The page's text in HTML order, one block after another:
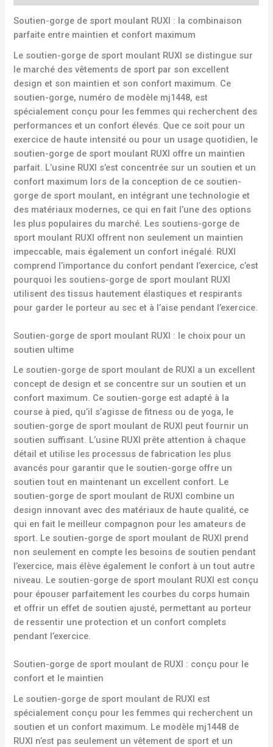
Soutien-gorge de sport moulant RUXI : la combinaison
parfaite entre maintien et confort maximum
Le soutien-gorge de sport moulant RUXI se distingue sur
le marché des vêtements de sport par son excellent
design et son maintien et son confort maximum. Ce
soutien-gorge, numéro de modèle mj1448, est
spécialement conçu pour les femmes qui recherchent des
performances et un confort élevés. Que ce soit pour un
exercice de haute intensité ou pour un usage quotidien, le
soutien-gorge de sport moulant RUXI offre un maintien
parfait. L’usine RUXI s’est concentrée sur un soutien et un
confort maximum lors de la conception de ce soutien-
gorge de sport moulant, en intégrant une technologie et
des matériaux modernes, ce qui en fait l’une des options
les plus populaires du marché. Les soutiens-gorge de
sport moulant RUXI offrent non seulement un maintien
impeccable, mais également un confort inégalé. RUXI
comprend l’importance du confort pendant l’exercice, c’est
pourquoi les soutiens-gorge de sport moulant RUXI
utilisent des tissus hautement élastiques et respirants
pour garder le porteur au sec et à l’aise pendant l’exercice.
Soutien-gorge de sport moulant RUXI : le choix pour un
soutien ultime
Le soutien-gorge de sport moulant de RUXI a un excellent
concept de design et se concentre sur un soutien et un
confort maximum. Ce soutien-gorge est adapté à la
course à pied, qu’il s’agisse de fitness ou de yoga, le
soutien-gorge de sport moulant de RUXI peut fournir un
soutien suffisant. L’usine RUXI prête attention à chaque
détail et utilise les processus de fabrication les plus
avancés pour garantir que le soutien-gorge offre un
soutien tout en maintenant un excellent confort. Le
soutien-gorge de sport moulant de RUXI combine un
design innovant avec des matériaux de haute qualité, ce
qui en fait le meilleur compagnon pour les amateurs de
sport. Le soutien-gorge de sport moulant de RUXI prend
non seulement en compte les besoins de soutien pendant
l’exercice, mais élève également le confort à un tout autre
niveau. Le soutien-gorge de sport moulant RUXI est conçu
pour épouser parfaitement les courbes du corps humain
et offrir un effet de soutien ajusté, permettant au porteur
de ressentir une protection et un confort complets
pendant l’exercice.
Soutien-gorge de sport moulant de RUXI : conçu pour le
confort et le maintien
Le soutien-gorge de sport moulant de RUXI est
spécialement conçu pour les femmes qui recherchent un
soutien et un confort maximum. Le modèle mj1448 de
RUXI n’est pas seulement un vêtement de sport et un